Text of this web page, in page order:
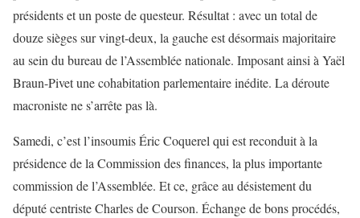
présidents et un poste de questeur. Résultat : avec un total de
douze sièges sur vingt-deux, la gauche est désormais majoritaire
au sein du bureau de l’Assemblée nationale. Imposant ainsi à Yaël
Braun-Pivet une cohabitation parlementaire inédite. La déroute
macroniste ne s’arrête pas là.
Samedi, c’est l’insoumis Éric Coquerel qui est reconduit à la
présidence de la Commission des finances, la plus importante
commission de l’Assemblée. Et ce, grâce au désistement du
député centriste Charles de Courson. Échange de bons procédés,